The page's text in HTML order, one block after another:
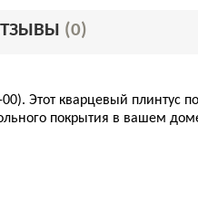
(0)
Этот кварцевый плинтус
покрытия в вашем